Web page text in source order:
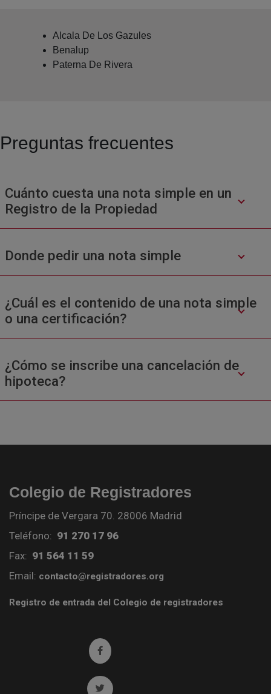
Alcala De Los Gazules
Benalup
Paterna De Rivera
Preguntas frecuentes
Cuánto cuesta una nota simple en un
Registro de la Propiedad
Donde pedir una nota simple
¿Cuál es el contenido de una nota simple
o una certificación?
¿Cómo se inscribe una cancelación de
hipoteca?
Colegio de Registradores
Príncipe de Vergara 70. 28006 Madrid
Teléfono: 91 270 17 96
Fax: 91 564 11 59
Email: contacto@registradores.org
Registro de entrada del Colegio de registradores
Ir a facebook (abre en ventana nueva)
Ir a twitter (abre en ventana nueva)